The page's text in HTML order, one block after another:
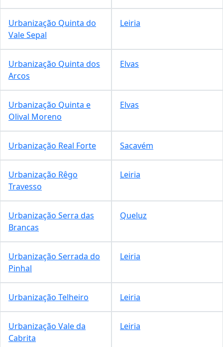
Urbanização Quinta do
Vale Sepal
Leiria
Urbanização Quinta dos
Arcos
Elvas
Urbanização Quinta e
Olival Moreno
Elvas
Urbanização Real Forte Sacavém
Urbanização Rêgo
Travesso
Leiria
Urbanização Serra das
Brancas
Queluz
Urbanização Serrada do
Pinhal
Leiria
Urbanização Telheiro Leiria
Urbanização Vale da
Cabrita
Leiria